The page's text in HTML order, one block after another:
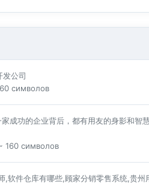
发公司
символов
成功的企业背后，都有用友的身影和智
160 символов
,软件仓库有哪些,顾家分销零售系统,贵